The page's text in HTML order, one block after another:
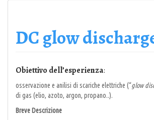
DC glow
Obiettivo dell’esperienza:
osservazione e anilisi di scariche elettriche (“glow
di gas (elio, azoto, argon, propano..).
Breve Descrizione